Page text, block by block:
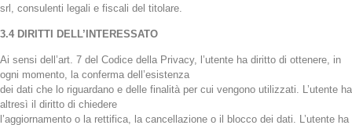
srl, consulenti legali e fiscali del titolare.
3.4 DIRITTI DELL’INTERESSATO
Ai sensi dell’art. 7 del Codice della Privacy, l’utente ha diritto di ottenere, in
ogni momento, la conferma dell’esistenza
dei dati che lo riguardano e delle finalità per cui vengono utilizzati. L’utente ha
altresì il diritto di chiedere
l’aggiornamento o la rettifica, la cancellazione o il blocco dei dati. L’utente ha